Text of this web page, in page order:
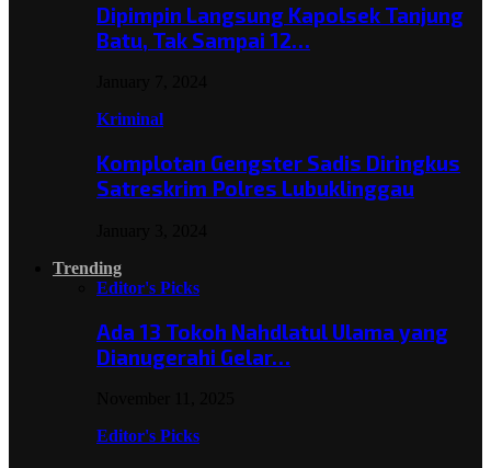
Dipimpin Langsung Kapolsek Tanjung
Batu, Tak Sampai 12…
Kriminal
Komplotan Gengster Sadis Diringkus
Satreskrim Polres Lubuklinggau
Trending
Editor's Picks
Ada 13 Tokoh Nahdlatul Ulama yang
Dianugerahi Gelar…
Editor's Picks